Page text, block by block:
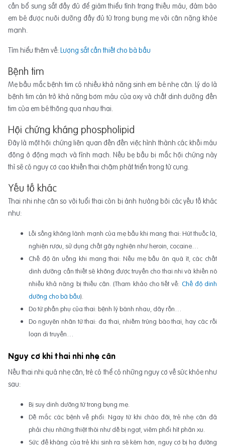
cần bổ sung sắt đầy đủ để giảm thiểu tình trạng thiếu máu, đảm bảo
em bé được nuôi dưỡng đầy đủ từ trong bụng mẹ với cân nặng khỏe
mạnh.
Tìm hiểu thêm về:Lượng sắt cần thiết cho bà bầu
Bệnh tim
Mẹ bầu mắc bệnh tim có nhiều khả năng sinh em bé nhẹ cân. Lý do là
bệnh tim cản trở khả năng bơm máu của oxy và chất dinh dưỡng đến
tim của em bé thông qua nhau thai.
Hội chứng kháng phospholipid
Đây là một hội chứng liên quan đến đến việc hình thành các khối máu
đông ở động mạch và tĩnh mạch. Nếu bẹ bầu bị mắc hội chứng này
thì sẽ có nguy cơ cao khiến thai chậm phát triển trong tử cung.
Yếu tố khác
Thai nhi nhẹ cân so với tuổi thai còn bị ảnh hưởng bởi các yếu tố khác
như:
Lối sống không lành mạnh của mẹ bầu khi mang thai: Hút thuốc lá,
nghiện rượu, sử dụng chất gây nghiện như heroin, cocaine…
Chế độ ăn uống khi mang thai: Nếu mẹ bầu ăn quá ít, các chất
dinh dưỡng cần thiết sẽ không được truyền cho thai nhi và khiến nó
nhiều khả năng bị thiếu cân. (Tham khảo cho tiết về: Chế độ dinh
dưỡng cho bà bầu).
Do từ phần phụ của thai: bệnh lý bánh nhau, dây rốn…
Do nguyên nhân từ thai: đa thai, nhiễm trùng bào thai, hay các rối
loạn di truyền…
Nguy cơ khi thai nhi nhẹ cân
Nếu thai nhi quá nhẹ cân, trẻ có thể có những nguy cơ về sức khỏe như
sau:
Bị suy dinh dưỡng từ trong bụng mẹ.
Dễ mắc các bệnh về phổi: Ngay từ khi chào đời, trẻ nhẹ cân đã
phải chịu những thiệt thòi như dễ bị ngạt, viêm phổi hít phân xu.
Sức đề kháng của trẻ khi sinh ra sẽ kém hơn, nguy cơ bị hạ đường